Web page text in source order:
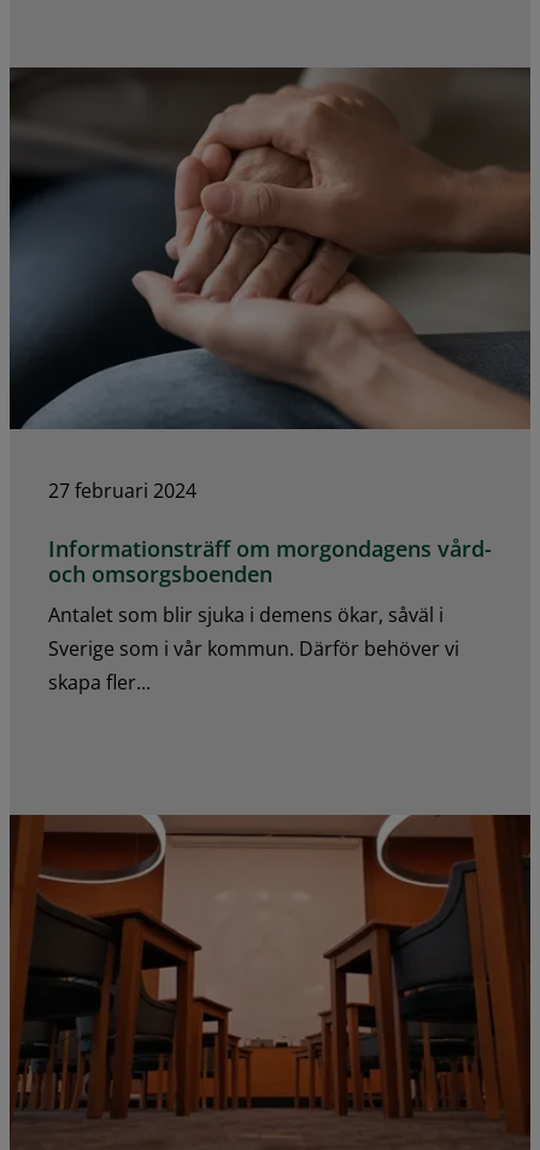
27 februari 2024
Informationsträff om morgondagens vård-
och omsorgsboenden
Antalet som blir sjuka i demens ökar, såväl i
Sverige som i vår kommun. Därför behöver vi
skapa fler...